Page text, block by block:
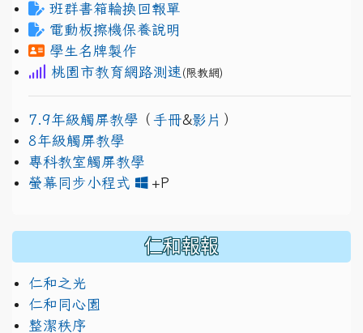
班群書箱輪換回報單
電動板擦機保養說明
學生名牌製作
桃園市教育網路測速 (限教網)
7.9年級觸屏教學 （ 手冊&影片 ）
8年級觸屏教學
專科教室觸屏教學
螢幕同步小程式
+P
仁和報報
仁和之光
仁和同心園
整潔秩序